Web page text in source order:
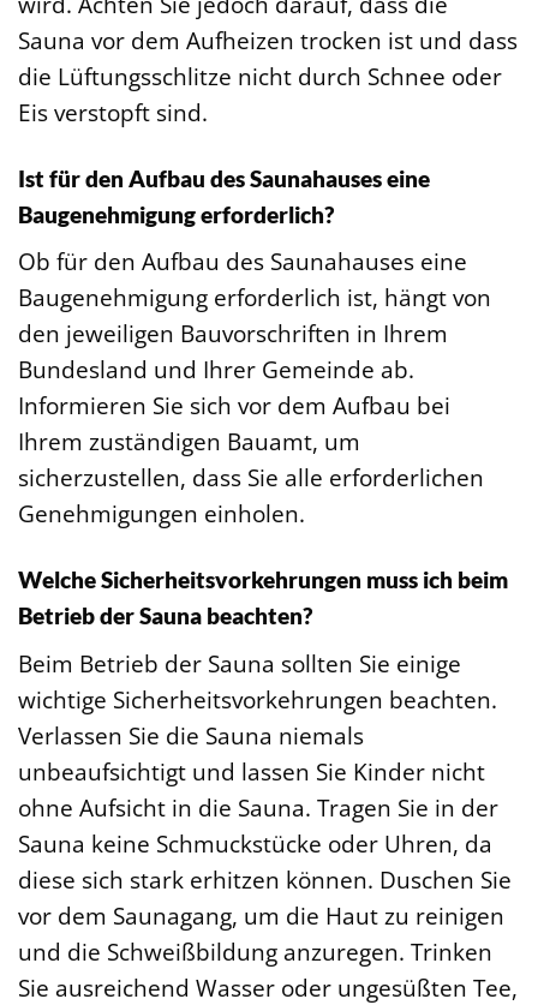
Sauna vor dem Aufheizen trocken ist und dass
die Lüftungsschlitze nicht durch Schnee oder
Eis verstopft sind.
Ist für den Aufbau des Saunahauses eine
Baugenehmigung erforderlich?
Ob für den Aufbau des Saunahauses eine
Baugenehmigung erforderlich ist, hängt von
den jeweiligen Bauvorschriften in Ihrem
Bundesland und Ihrer Gemeinde ab.
Informieren Sie sich vor dem Aufbau bei
Ihrem zuständigen Bauamt, um
sicherzustellen, dass Sie alle erforderlichen
Genehmigungen einholen.
Welche Sicherheitsvorkehrungen muss ich beim
Betrieb der Sauna beachten?
Beim Betrieb der Sauna sollten Sie einige
wichtige Sicherheitsvorkehrungen beachten.
Verlassen Sie die Sauna niemals
unbeaufsichtigt und lassen Sie Kinder nicht
ohne Aufsicht in die Sauna. Tragen Sie in der
Sauna keine Schmuckstücke oder Uhren, da
diese sich stark erhitzen können. Duschen Sie
vor dem Saunagang, um die Haut zu reinigen
und die Schweißbildung anzuregen. Trinken
Sie ausreichend Wasser oder ungesüßten Tee,